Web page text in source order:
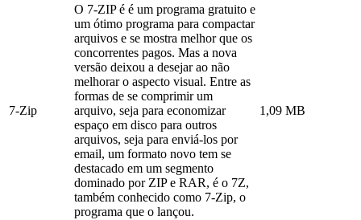
7-Zip
O 7-ZIP é é um programa gratuito e
um ótimo programa para compactar
arquivos e se mostra melhor que os
concorrentes pagos. Mas a nova
versão deixou a desejar ao não
melhorar o aspecto visual. Entre as
formas de se comprimir um
arquivo, seja para economizar
espaço em disco para outros
arquivos, seja para enviá-los por
email, um formato novo tem se
destacado em um segmento
dominado por ZIP e RAR, é o 7Z,
também conhecido como 7-Zip, o
programa que o lançou.
1,09 MB